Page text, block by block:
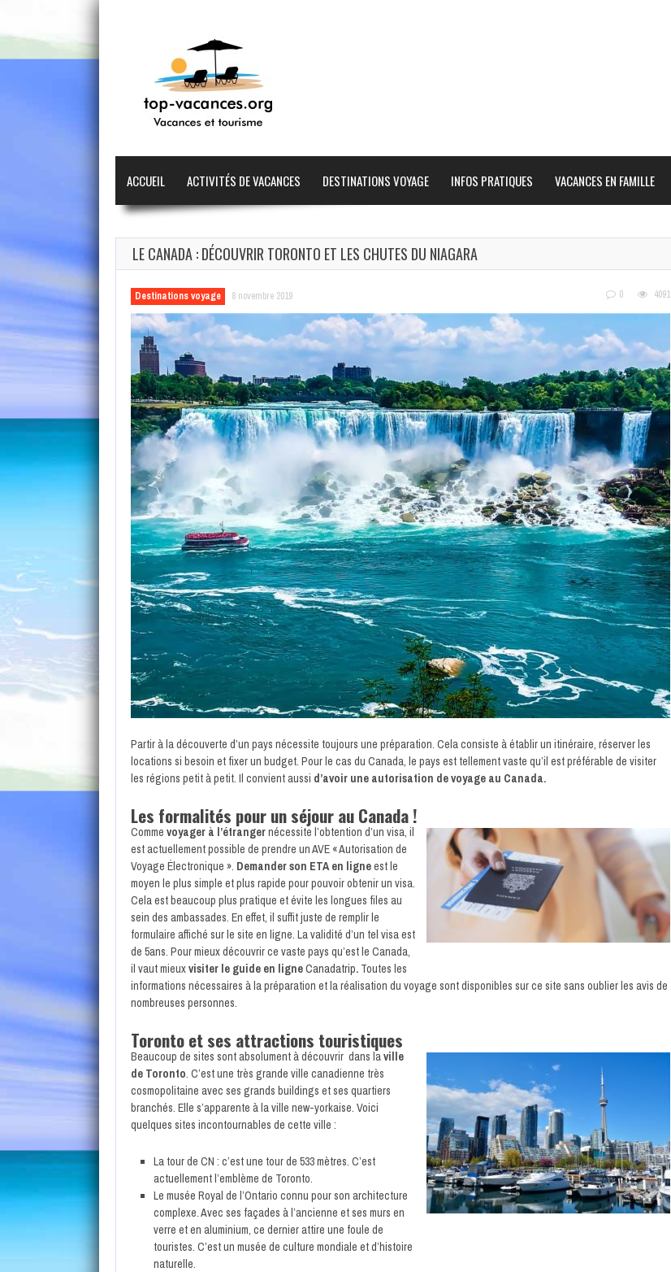
ACCUEIL ACTIVITÉS DE VACANCES DESTINATIONS VOYAGE INFOS PRATIQUES VACANCES EN FAMILLE
LE CANADA : DÉCOUVRIR TORONTO ET LES CHUTES DU NIAGARA
Destinations voyage 8 novembre 2019 0 4091
Partir à la découverte d’un pays nécessite toujours une préparation. Cela consiste à établir un itinéraire, réserver les
locations si besoin et fixer un budget. Pour le cas du Canada, le pays est tellement vaste qu’il est préférable de visiter
les régions petit à petit. Il convient aussi d’avoir une autorisation de voyage au Canada.
Les formalités pour un séjour au Canada !
Comme voyager à l’étrangernécessite l’obtention d’un visa, il
est actuellement possible de prendre un AVE « Autorisation de
Voyage Électronique ». Demander son ETA en ligneest le
moyen le plus simple et plus rapide pour pouvoir obtenir un visa.
Cela est beaucoup plus pratique et évite les longues files au
sein des ambassades. En effet, il suffit juste de remplir le
formulaire affiché sur le site en ligne. La validité d’un tel visa est
de 5ans. Pour mieux découvrir ce vaste pays qu’est le Canada,
il vaut mieuxvisiter le guide en ligneCanadatrip. Toutes les
informations nécessaires à la préparation et la réalisation du voyage sont disponibles sur ce site sans oublier les avis de
nombreuses personnes.
Toronto et ses attractions touristiques
Beaucoup de sites sont absolument à découvrir dans laville
de Toronto. C’est une très grande ville canadienne très
cosmopolitaine avec ses grands buildings et ses quartiers
branchés. Elle s’apparente à la ville new-yorkaise. Voici
quelques sites incontournables de cette ville :
La tour de CN : c’est une tour de 533 mètres. C’est
actuellement l’emblème de Toronto.
Le musée Royal de l’Ontario connu pour son architecture
complexe. Avec ses façades à l’ancienne et ses murs en
verre et en aluminium, ce dernier attire une foule de
touristes. C’est un musée de culture mondiale et d’histoire
naturelle.